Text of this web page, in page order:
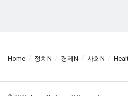
Home 정치N 경제N 사회N